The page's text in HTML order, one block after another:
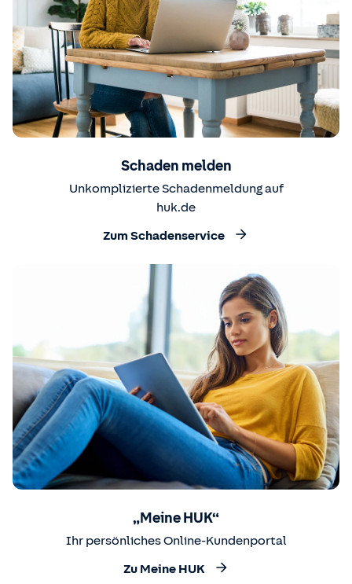
Schaden melden
Unkomplizierte Schadenmeldung auf
huk.de
Zum Schadenservice
„Meine HUK“
Ihr persönliches Online-Kundenportal
Zu Meine HUK